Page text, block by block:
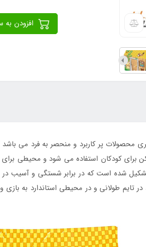
پر کاربرد و منحصر به فرد می
برای کودکان استفاده می شود و محیطی
شده است که در برابر شستگی و آسیب در
در تایم طولانی و در محیطی استاندارد به